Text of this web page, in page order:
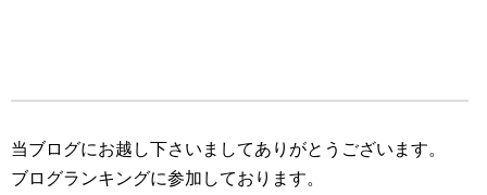
当ブログにお越し下さいましてありがとうございます。
ブログランキングに参加しております。